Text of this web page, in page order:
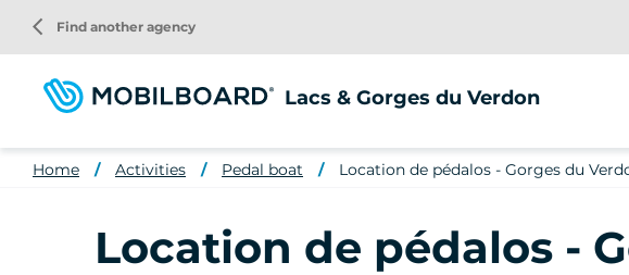
main
content
Lacs & Gorges du Verdon
arrow_back_ios Find another agency
Home Activities Pedal boat Location de pédalos - Gorges du
Location de pédalos -